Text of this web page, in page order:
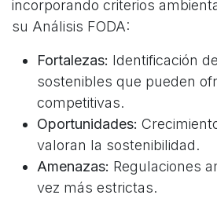
incorporando criterios
su Análisis FODA:
Fortalezas: Identificación
sostenibles que pueden
competitivas.
Oportunidades:
valoran la sostenibilidad.
Amenazas: Regulaciones
vez más estrictas.